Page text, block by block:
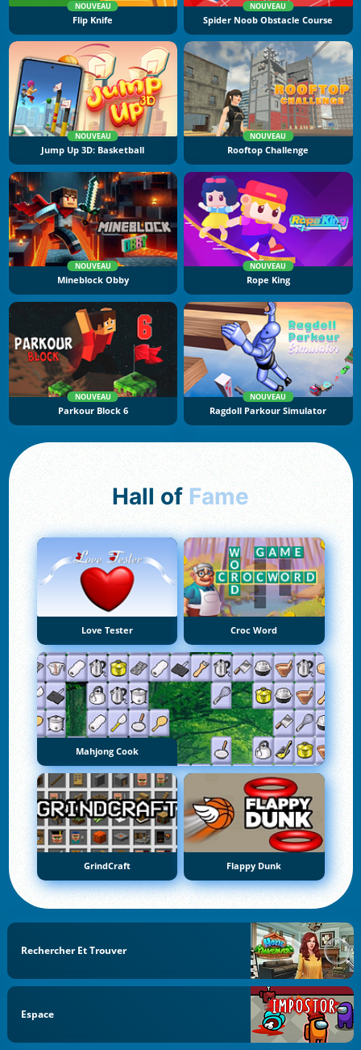
NOUVEAU
Flip Knife
NOUVEAU
Spider Noob Obstacle Course
NOUVEAU
Jump Up 3D: Basketball
NOUVEAU
Rooftop Challenge
NOUVEAU
Mineblock Obby
NOUVEAU
Rope King
NOUVEAU
Parkour Block 6
NOUVEAU
Ragdoll Parkour Simulator
Hall of Fame
Love Tester Croc Word
Mahjong Cook
GrindCraft Flappy Dunk
Rechercher Et Trouver
Espace